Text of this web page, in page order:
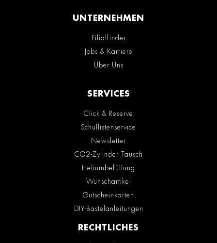
UNTERNEHMEN
Filialfinder
Jobs & Karriere
Über Uns
SERVICES
Click & Reserve
Schullistenservice
Newsletter
CO2-Zylinder Tausch
Heliumbefüllung
Wunschartikel
Gutscheinkarten
DIY-Bastelanleitungen
RECHTLICHES